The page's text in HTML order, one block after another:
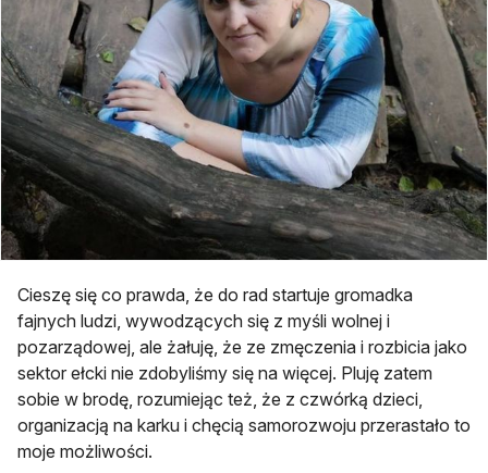
Cieszę się co prawda, że do rad startuje gromadka
fajnych ludzi, wywodzących się z myśli wolnej i
pozarządowej, ale żałuję, że ze zmęczenia i rozbicia jako
sektor ełcki nie zdobyliśmy się na więcej. Pluję zatem
sobie w brodę, rozumiejąc też, że z czwórką dzieci,
organizacją na karku i chęcią samorozwoju przerastało to
moje możliwości.